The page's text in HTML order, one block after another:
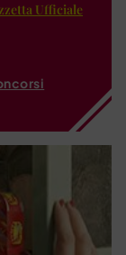
Ufficiale